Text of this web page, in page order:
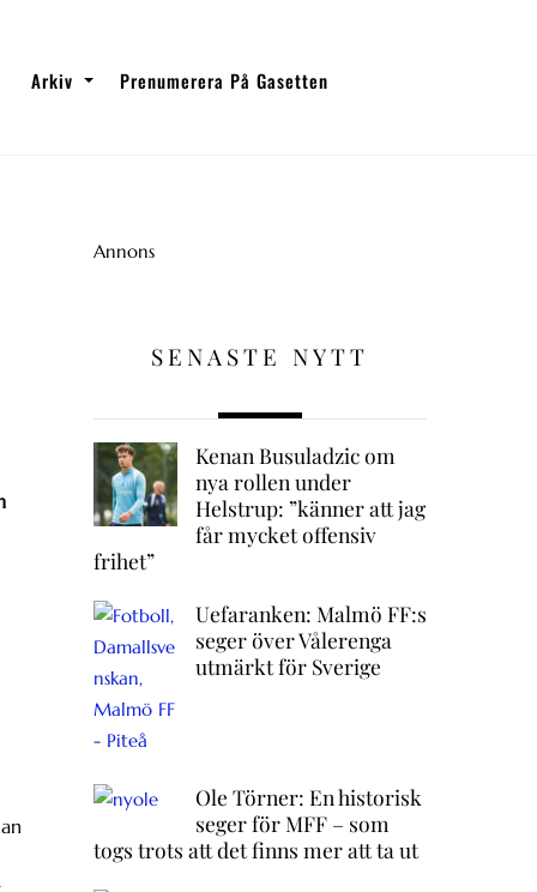
Arkiv Prenumerera På Gasetten
Annons
SENASTE NYTT
Kenan Busuladzic om
nya rollen under
Helstrup: ”känner att jag
får mycket offensiv
frihet”
Uefaranken: Malmö FF:s
seger över Vålerenga
utmärkt för Sverige
Ole Törner: En historisk
seger för MFF – som
togs trots att det finns mer att ta ut